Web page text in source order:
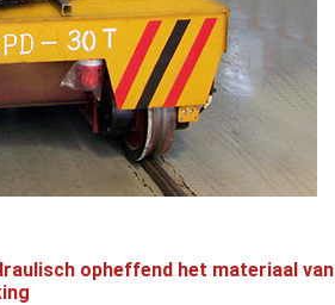
opheffend het materiaal van